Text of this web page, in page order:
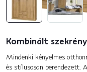
Kombinált
Mindenki kényelmes
és stílusosan berendezett.